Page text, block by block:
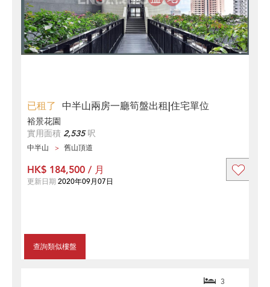
已租了 中半山兩房一廳筍盤出租|住宅單位
裕景花園
實用面積 2,535呎
中半山 舊山頂道
查詢類似樓盤
HK$ 184,500 / 月
更新日期 2020年09月07日
3